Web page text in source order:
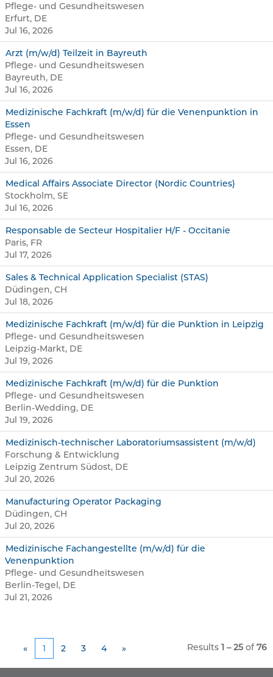
Pflege- und Gesundheitswesen
Erfurt, DE
Jul 16, 2026
Arzt (m/w/d) Teilzeit in Bayreuth
Pflege- und Gesundheitswesen
Bayreuth, DE
Jul 16, 2026
Medizinische Fachkraft (m/w/d) für die Venenpunktion in
Essen
Pflege- und Gesundheitswesen
Essen, DE
Jul 16, 2026
Medical Affairs Associate Director (Nordic Countries)
Stockholm, SE
Jul 16, 2026
Responsable de Secteur Hospitalier H/F - Occitanie
Paris, FR
Jul 17, 2026
Sales & Technical Application Specialist (STAS)
Düdingen, CH
Jul 18, 2026
Medizinische Fachkraft (m/w/d) für die Punktion in Leipzig
Pflege- und Gesundheitswesen
Leipzig-Markt, DE
Jul 19, 2026
Medizinische Fachkraft (m/w/d) für die Punktion
Pflege- und Gesundheitswesen
Berlin-Wedding, DE
Jul 19, 2026
Medizinisch-technischer Laboratoriumsassistent (m/w/d)
Forschung & Entwicklung
Leipzig Zentrum Südost, DE
Jul 20, 2026
Manufacturing Operator Packaging
Düdingen, CH
Jul 20, 2026
Medizinische Fachangestellte (m/w/d) für die
Venenpunktion
Pflege- und Gesundheitswesen
Berlin-Tegel, DE
Jul 21, 2026
Results 1 – 25 of76
« 1 2 3 4 »